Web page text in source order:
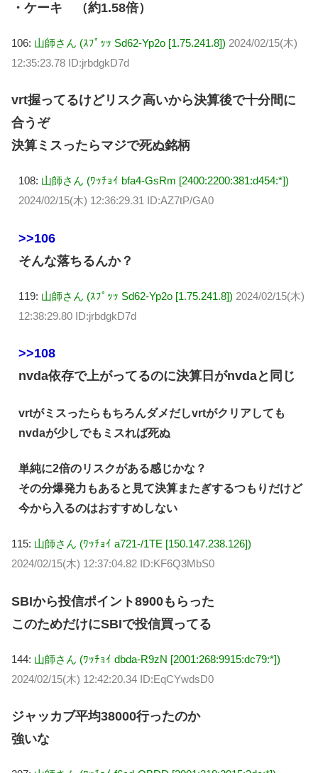
・ケーキ （約1.58倍）
106: 山師さん (ｽﾌﾟｯｯ Sd62-Yp2o [1.75.241.8]) 2024/02/15(木)
12:35:23.78 ID:jrbdgkD7d
vrt握ってるけどリスク高いから決算後で十分間に
合うぞ
決算ミスったらマジで死ぬ銘柄
108: 山師さん (ﾜｯﾁｮｲ bfa4-GsRm [2400:2200:381:d454:*])
2024/02/15(木) 12:36:29.31 ID:AZ7tP/GA0
>>106
そんな落ちるんか？
119: 山師さん (ｽﾌﾟｯｯ Sd62-Yp2o [1.75.241.8]) 2024/02/15(木)
12:38:29.80 ID:jrbdgkD7d
>>108
nvda依存で上がってるのに決算日がnvdaと同じ
vrtがミスったらもちろんダメだしvrtがクリアしても
nvdaが少しでもミスれば死ぬ
単純に2倍のリスクがある感じかな？
その分爆発力もあると見て決算またぎするつもりだけど
今から入るのはおすすめしない
115: 山師さん (ﾜｯﾁｮｲ a721-/1TE [150.147.238.126])
2024/02/15(木) 12:37:04.82 ID:KF6Q3MbS0
SBIから投信ポイント8900もらった
このためだけにSBIで投信買ってる
144: 山師さん (ﾜｯﾁｮｲ dbda-R9zN [2001:268:9915:dc79:*])
2024/02/15(木) 12:42:20.34 ID:EqCYwdsD0
ジャッカブ平均38000行ったのか
強いな